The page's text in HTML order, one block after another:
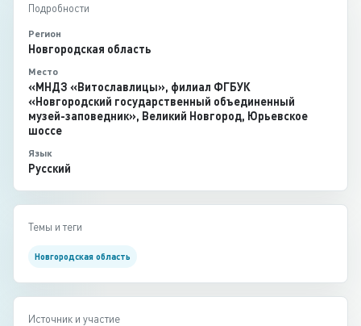
Подробности
Регион
Новгородская область
Место
«МНДЗ «Витославлицы», филиал ФГБУК
«Новгородский государственный объединенный
музей-заповедник», Великий Новгород, Юрьевское
шоссе
Язык
Русский
Темы и теги
Новгородская область
Источник и участие